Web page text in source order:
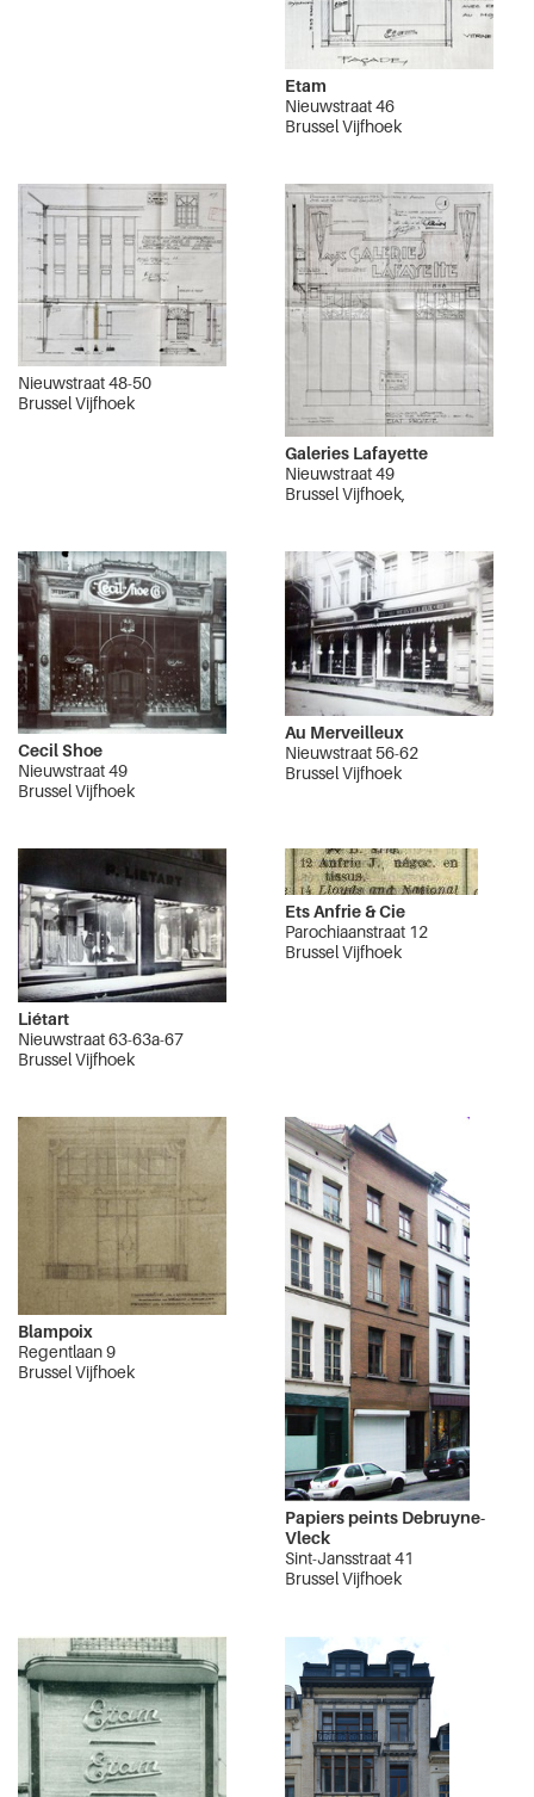
Etam
Nieuwstraat 46
Brussel Vijfhoek
Nieuwstraat 48-50
Brussel Vijfhoek
Galeries Lafayette
Nieuwstraat 49
Brussel Vijfhoek,
Cecil Shoe
Nieuwstraat 49
Brussel Vijfhoek
Au Merveilleux
Nieuwstraat 56-62
Brussel Vijfhoek
Liétart
Nieuwstraat 63-63a-67
Brussel Vijfhoek
Ets Anfrie & Cie
Parochiaanstraat 12
Brussel Vijfhoek
Blampoix
Regentlaan 9
Brussel Vijfhoek
Papiers peints Debruyne-
Vleck
Sint-Jansstraat 41
Brussel Vijfhoek